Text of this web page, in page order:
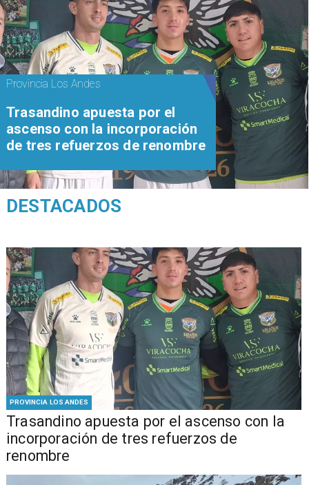
PROVINCIA LOS ANDES
Trasandino apuesta por el ascenso con la
incorporación de tres refuerzos de
renombre
Provincia Los Andes
Trasandino apuesta por el
ascenso con la incorporación
de tres refuerzos de renombre
DESTACADOS